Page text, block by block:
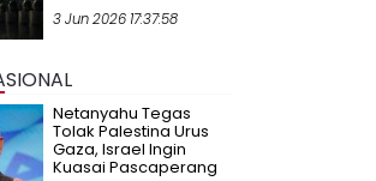
3 Jun 2026 17:37:58
Netanyahu Tegas
Tolak Palestina Urus
Gaza, Israel Ingin
Kuasai Pascaperang